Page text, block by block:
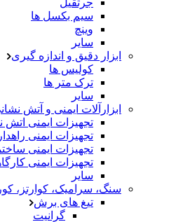
جرثقیل
سیم بکسل ها
وینچ
سایر
ابزار دقیق و اندازه گیری
کولیس ها
ترک متر ها
سایر
ابزارآلات ایمنی و آتش
تجهیزات ایمنی اتش
تجهیزات ایمنی
تجهیزات ایمنی
تجهیزات ایمنی
سایر
سنگ، سرامیک، کوارتز،
تیغ های برش
گرانیت